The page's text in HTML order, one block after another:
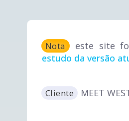
Nota este site
estudo da versão
Cliente MEET